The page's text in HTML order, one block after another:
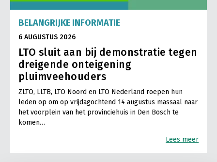
BELANGRIJKE INFORMATIE
6 AUGUSTUS 2026
LTO sluit aan bij demonstratie tegen
dreigende onteigening
pluimveehouders
ZLTO, LLTB, LTO Noord en LTO Nederland roepen hun
leden op om op vrijdagochtend 14 augustus massaal naar
het voorplein van het provinciehuis in Den Bosch te
komen…
Lees meer